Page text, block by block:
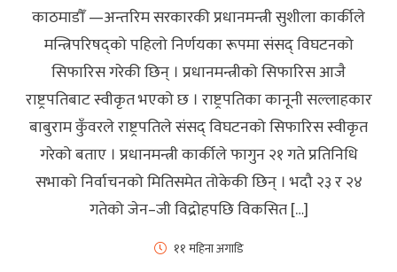
काठमाडौँ —अन्तरिम सरकारकी प्रधानमन्त्री सुशीला कार्कीले
मन्त्रिपरिषद्को पहिलो निर्णयका रूपमा संसद्‍ विघटनको
सिफारिस गरेकी छिन् । प्रधानमन्त्रीको सिफारिस आजै
राष्ट्रपतिबाट स्वीकृत भएको छ । राष्ट्रपतिका कानूनी सल्लाहकार
बाबुराम कुँवरले राष्ट्रपतिले संसद्‍ विघटनको सिफारिस स्वीकृत
गरेको बताए । प्रधानमन्त्री कार्कीले फागुन २१ गते प्रतिनिधि
सभाको निर्वाचनको मितिसमेत तोकेकी छिन् । भदौ २३ र २४
गतेको जेन–जी विद्रोहपछि विकसित […]
११ महिना अगाडि